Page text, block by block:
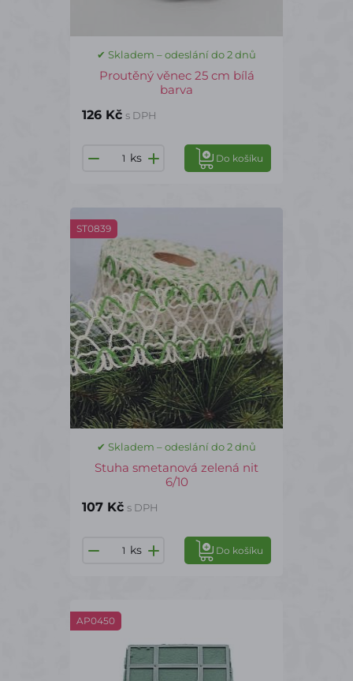
✔ Skladem – odeslání do 2 dnů
Proutěný věnec 25 cm bílá
barva
126 Kč s DPH
ks Do košíku
ST0839
✔ Skladem – odeslání do 2 dnů
Stuha smetanová zelená nit
6/10
107 Kč s DPH
ks Do košíku
AP0450